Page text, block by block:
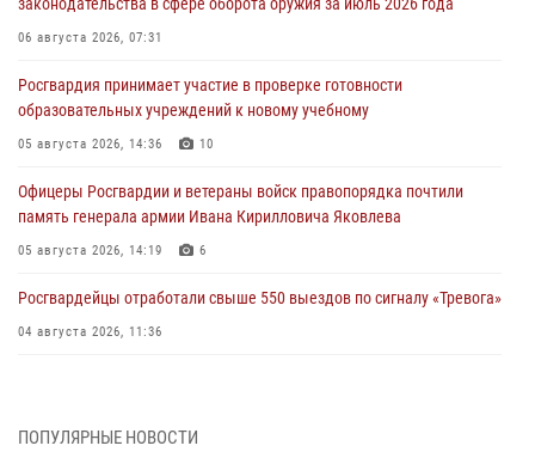
законодательства в сфере оборота оружия за июль 2026 года
06 августа 2026, 07:31
Росгвардия принимает участие в проверке готовности
образовательных учреждений к новому учебному
05 августа 2026, 14:36 10
Офицеры Росгвардии и ветераны войск правопорядка почтили
память генерала армии Ивана Кирилловича Яковлева
05 августа 2026, 14:19 6
Росгвардейцы отработали свыше 550 выездов по сигналу «Тревога»
04 августа 2026, 11:36
04 августа 2026, 09:05
ПОПУЛЯРНЫЕ НОВОСТИ